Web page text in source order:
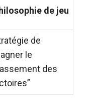
de jeu
de
le
des